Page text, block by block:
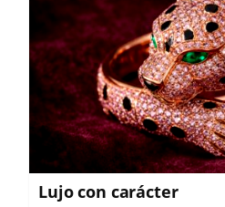
Lujo con carácter